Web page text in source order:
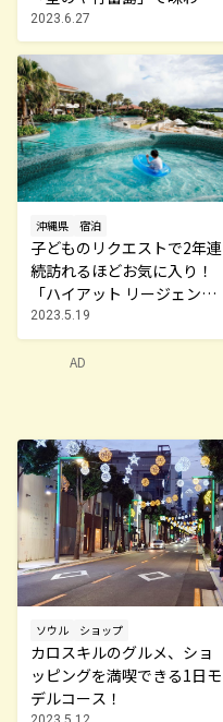
感動の食体験！
2023.6.27
沖縄県 宿泊
子どものリクエストで2年連
続訪れるほどお気に入り！
「ハイアット リージェンシ
ー 瀬良垣アイランド 沖縄」
2023.5.19
AD
ソウル ショップ
カロスキルのグルメ、ショ
ッピングを満喫できる1日モ
デルコース！